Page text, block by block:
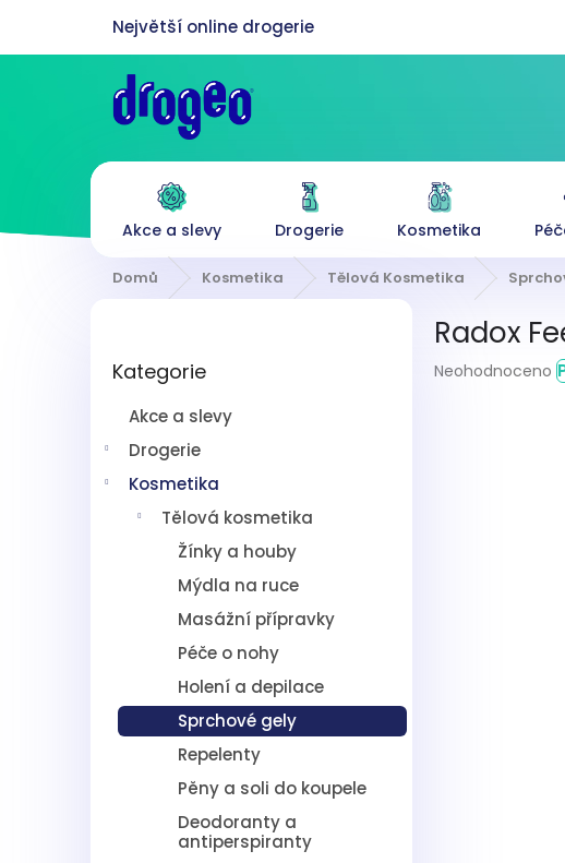
obsah
Akce a slevy Drogerie Kosmetika
Domů Kosmetika Tělová Kosmetika
kategorie
Kategorie
Akce a slevy
Drogerie
Kosmetika
Tělová kosmetika
Žínky a houby
Mýdla na ruce
Masážní přípravky
Péče o nohy
Holení a depilace
Sprchové gely
Repelenty
Pěny a soli do koupele
Deodoranty a
antiperspiranty
Radox
Průměrné
Neohodnoceno